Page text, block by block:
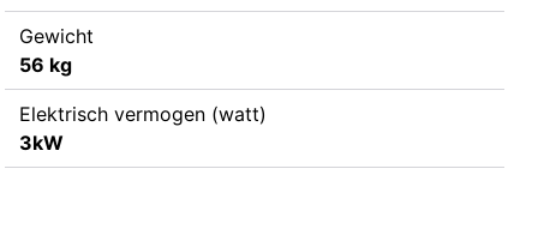
Gewicht
56 kg
Elektrisch vermogen (watt)
3kW